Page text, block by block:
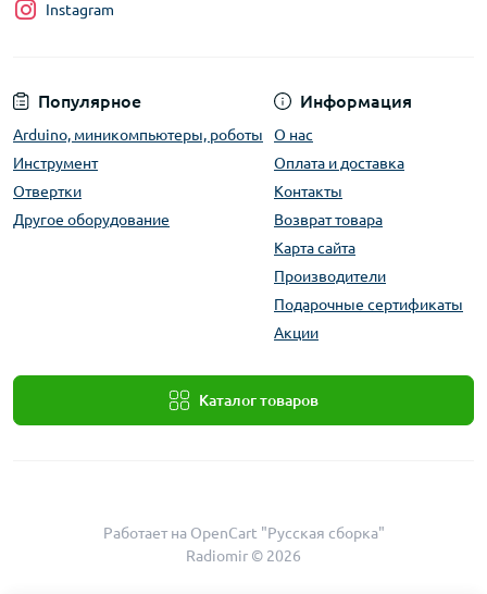
Популярное
Arduino, миникомпьютеры, роботы
Инструмент
Отвертки
Другое оборудование
Информация
О нас
Оплата и доставка
Контакты
Возврат товара
Карта сайта
Производители
Подарочные сертификаты
Акции
Каталог товаров
Instagram
Работает на OpenCart "Русская сборка"
Radiomir © 2026